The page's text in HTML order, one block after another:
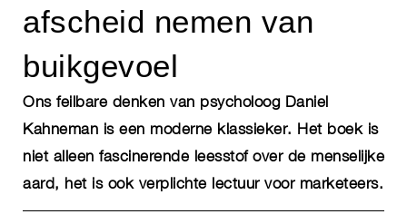
afscheid nemen van
buikgevoel
Ons feilbare denken van psycholoog Daniel
Kahneman is een moderne klassieker. Het boek is
niet alleen fascinerende leesstof over de menselijke
aard, het is ook verplichte lectuur voor marketeers.